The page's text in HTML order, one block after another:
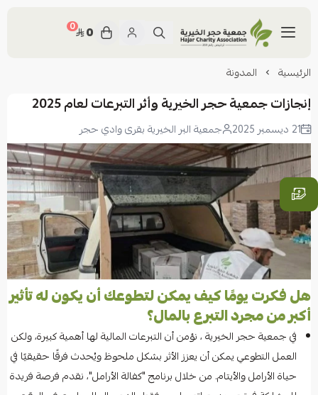
حسابي
تسجيل الدخول
سقيا الماء
تفريج كرب
الارامل والايتام
#تبرعك_يصنع_حياة
المشاريع المكتملة
الحوكمة
المدونة
عن الجمعية
0 0
الرئيسية المدونة
إنجازات جمعية حجر الخيرية وأثر التبرعات لعام 2025
21 ديسمبر 2025 جمعية البر الخيرية بقرى وادي حجر
هل فكرت يومًا كيف يمكن لتطوعك أن يكون له تأثير
أكبر من مجرد التبرع بالمال؟
في جمعية حجر الخيرية ، نؤمن أن التبرعات المالية لها أهمية كبيرة، ولكن
العمل التطوعي يمكن أن يعزز الأثر بشكل ملحوظ ويُحدث فرقًا حقيقيًا في
حياة الأرامل والأيتام. من خلال برنامج "كفالة الأرامل"، نقدم فرصة فريدة